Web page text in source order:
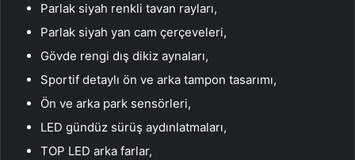
Parlak siyah renkli tavan rayları,
Parlak siyah yan cam çerçeveleri,
Gövde rengi dış dikiz aynaları,
Sportif detaylı ön ve arka tampon tasarımı,
Ön ve arka park sensörleri,
LED gündüz sürüş aydınlatmaları,
TOP LED arka farlar,